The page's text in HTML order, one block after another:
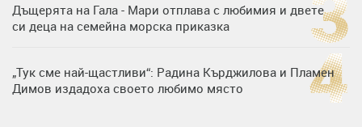
Дъщерята на Гала - Мари отплава с любимия и двете
си деца на семейна морска приказка
„Тук сме най-щастливи“: Радина Кърджилова и Пламен
Димов издадоха своето любимо място